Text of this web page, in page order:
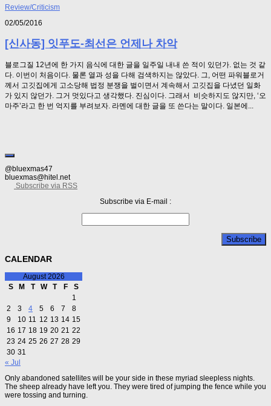
Review/Criticism
02/05/2016
[신사동] 잇푸도-최선은 언제나 차악
블로그질 12년에 한 가지 음식에 대한 글을 일주일 내내 쓴 적이 있던가. 없는 것 같
다. 이번이 처음이다. 물론 열과 성을 다해 검색하지는 않았다. 그, 어떤 파워블로거
께서 고깃집에게 고소당해 법정 분쟁을 벌이면서 계속해서 고깃집을 다녔던 일화
가 있지 않던가. 그거 멋있다고 생각했다. 진심이다. 그래서 비슷하지도 않지만, ‘오
마주’라고 한 번 억지를 부려보자. 라멘에 대한 글을 또 쓴다는 말이다. 일본에...
@bluexmas47
bluexmas@hitel.net
Subscribe via RSS
Subscribe via E-mail :
CALENDAR
August 2026
S
M T W T F
S
1
2
3 4 5 6 7
8
9
10 11 12 13 14 15
16 17 18 19 20 21 22
23 24 25 26 27 28 29
30 31
« Jul
Only abandoned satellites will be your side in these myriad sleepless nights.
The sheep already have left you. They were tired of jumping the fence while you
were tossing and turning.